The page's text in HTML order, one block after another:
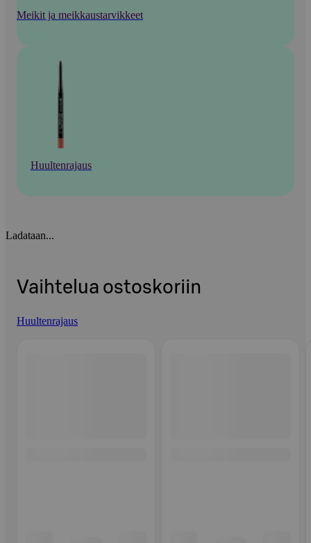
Meikit ja meikkaustarvikkeet
Huultenrajaus
Ladataan...
Vaihtelua ostoskoriin
Huultenrajaus